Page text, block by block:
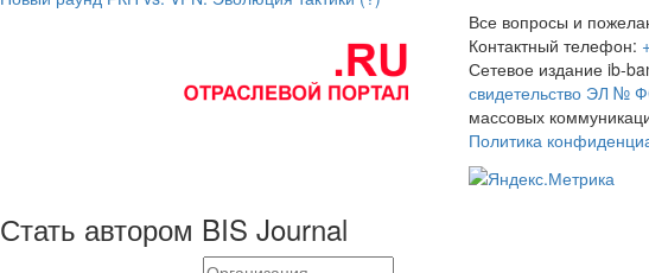
Все вопросы и
Контактный телефон:
Сетевое издание ib-
свидетельство ЭЛ №
массовых
Политика
Стать автором BIS Journal